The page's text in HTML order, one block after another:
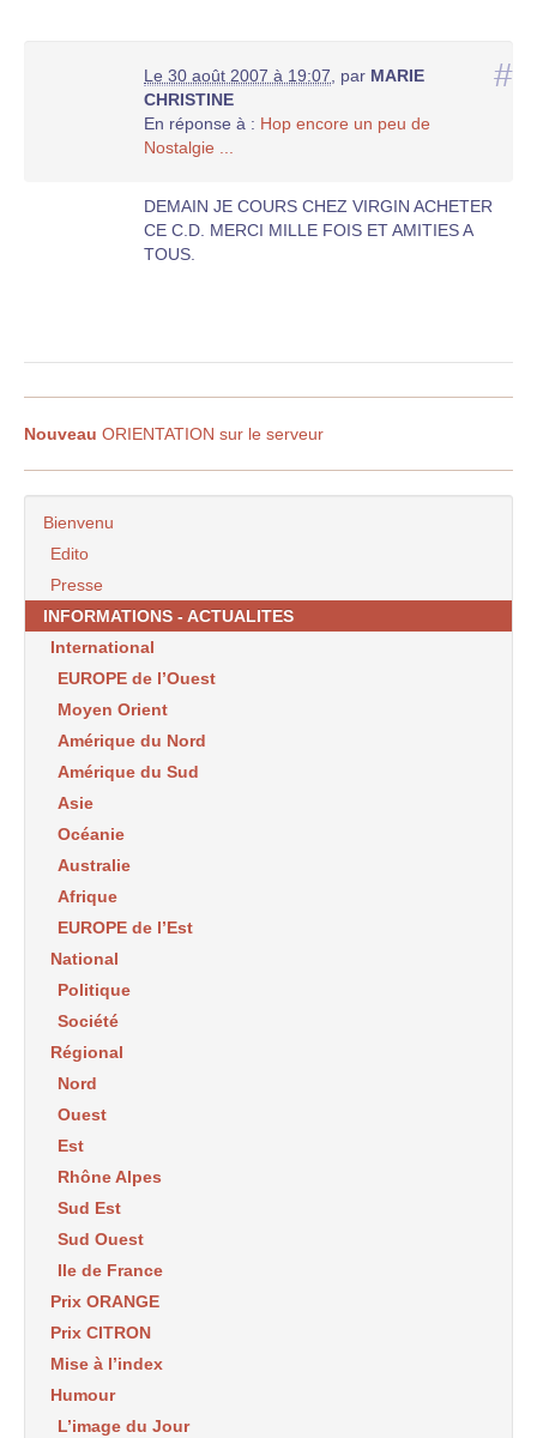
#
Le 30 août 2007 à 19:07 par MARIE
CHRISTINE
En réponse à : Hop encore un peu de
Nostalgie ...
DEMAIN JE COURS CHEZ VIRGIN ACHETER
CE C.D. MERCI MILLE FOIS ET AMITIES A
TOUS.
Nouveau ORIENTATION sur le serveur
Bienvenu
Edito
Presse
INFORMATIONS - ACTUALITES
International
EUROPE de l’Ouest
Moyen Orient
Amérique du Nord
Amérique du Sud
Asie
Océanie
Australie
Afrique
EUROPE de l’Est
National
Politique
Société
Régional
Nord
Ouest
Est
Rhône Alpes
Sud Est
Sud Ouest
Ile de France
Prix ORANGE
Prix CITRON
Mise à l’index
Humour
L’image du Jour